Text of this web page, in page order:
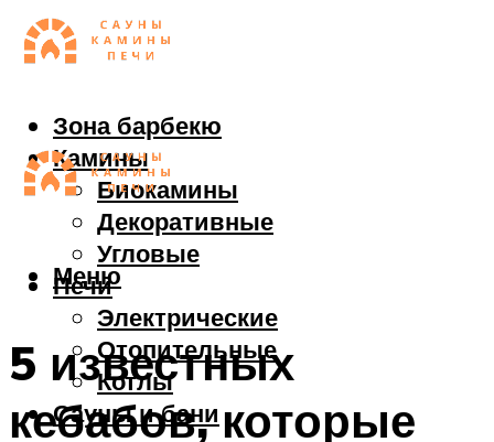
Зона барбекю
Камины
Биокамины
Декоративные
Угловые
Печи
Электрические
Отопительные
Котлы
Сауны и бани
Меню
5 известных
кебабов, которые